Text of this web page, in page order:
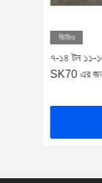
ভিডিও
৭-১৪ টন
SK70 এর